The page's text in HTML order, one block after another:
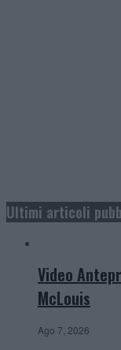
Ultimi articoli
Video
McLouis
Ago 7, 2026